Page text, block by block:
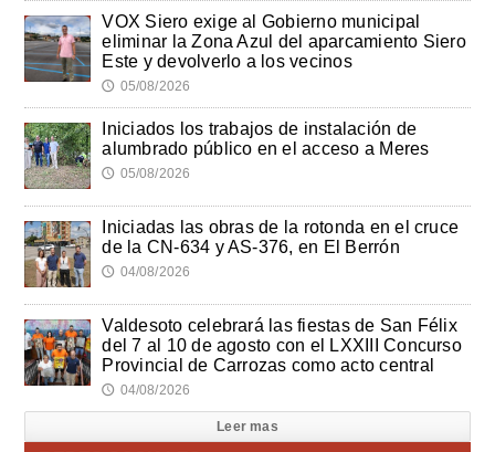
VOX Siero exige al Gobierno municipal
eliminar la Zona Azul del aparcamiento Siero
Este y devolverlo a los vecinos
🕔 05/08/2026
Iniciados los trabajos de instalación de
alumbrado público en el acceso a Meres
🕔 05/08/2026
Iniciadas las obras de la rotonda en el cruce
de la CN-634 y AS-376, en El Berrón
🕔 04/08/2026
Valdesoto celebrará las fiestas de San Félix
del 7 al 10 de agosto con el LXXIII Concurso
Provincial de Carrozas como acto central
🕔 04/08/2026
Leer mas